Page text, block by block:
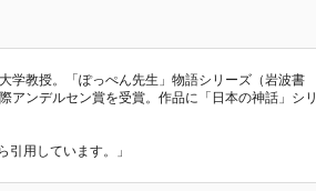
教授。「ぽっぺん先生」物語シリーズ（岩波書
アンデルセン賞を受賞。作品に「日本の神話」シリ
引用しています。」